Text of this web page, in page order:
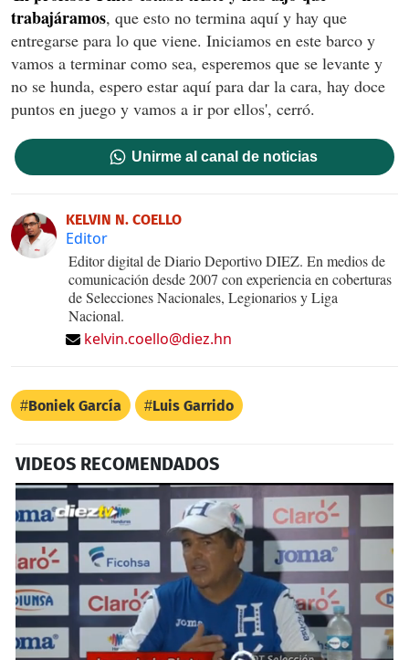
trabajáramos, que esto no termina aquí y hay que
entregarse para lo que viene. Iniciamos en este barco y
vamos a terminar como sea, esperemos que se levante y
no se hunda, espero estar aquí para dar la cara, hay doce
puntos en juego y vamos a ir por ellos', cerró.
Unirme al canal de noticias
KELVIN N. COELLO
Editor
Editor digital de Diario Deportivo DIEZ. En medios de
comunicación desde 2007 con experiencia en coberturas
de Selecciones Nacionales, Legionarios y Liga
Nacional.
kelvin.coello@diez.hn
Boniek García Luis Garrido
VIDEOS RECOMENDADOS